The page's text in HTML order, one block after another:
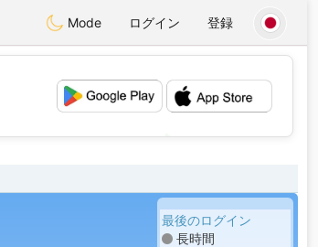
Mode ログイン 登録
💕
最後のログイン
長時間